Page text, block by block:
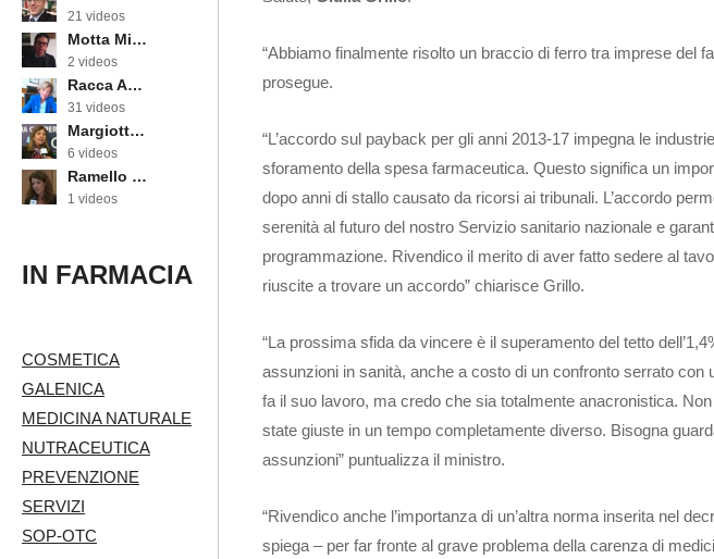
21 videos
Motta Michele
2 videos
Racca Annarosa
31 videos
Margiotta Angela
6 videos
Ramello Cinzia
1 videos
IN FARMACIA
COSMETICA
GALENICA
MEDICINA NATURALE
NUTRACEUTICA
PREVENZIONE
SERVIZI
SOP-OTC
“Abbiamo finalmente risolto un braccio di ferro tra imprese del
prosegue.
“L’accordo sul payback per gli anni 2013-17 impegna le
sforamento della spesa farmaceutica. Questo significa un
dopo anni di stallo causato da ricorsi ai tribunali. L’accordo
serenità al futuro del nostro Servizio sanitario nazionale e
programmazione. Rivendico il merito di aver fatto sedere al
riuscite a trovare un accordo” chiarisce Grillo.
“La prossima sfida da vincere è il superamento del tetto
assunzioni in sanità, anche a costo di un confronto serrato con
fa il suo lavoro, ma credo che sia totalmente anacronistica.
state giuste in un tempo completamente diverso. Bisogna
assunzioni” puntualizza il ministro.
“Rivendico anche l’importanza di un’altra norma inserita nel
spiega – per far fronte al grave problema della carenza di